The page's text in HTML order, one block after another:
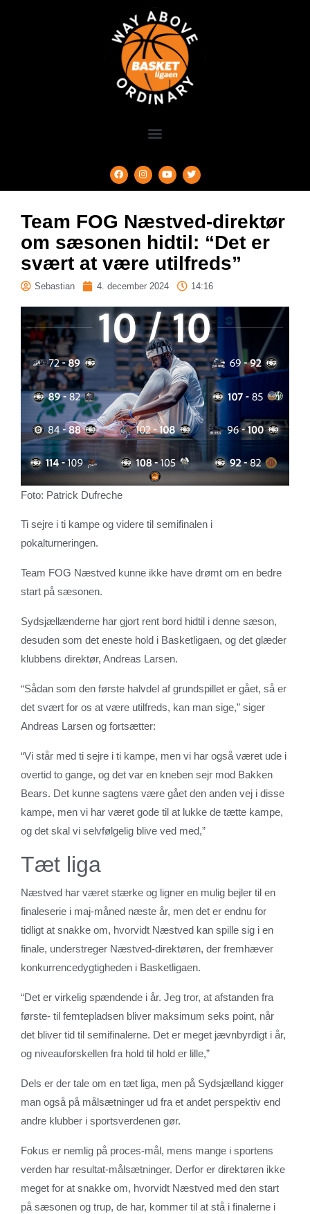
Team FOG Næstved-direktør
om sæsonen hidtil: “Det er
svært at være utilfreds”
Sebastian 4. december 2024 14:16
Foto: Patrick Dufreche
Ti sejre i ti kampe og videre til semifinalen i
pokalturneringen.
Team FOG Næstved kunne ikke have drømt om en bedre
start på sæsonen.
Sydsjællænderne har gjort rent bord hidtil i denne sæson,
desuden som det eneste hold i Basketligaen, og det glæder
klubbens direktør, Andreas Larsen.
“Sådan som den første halvdel af grundspillet er gået, så er
det svært for os at være utilfreds, kan man sige,” siger
Andreas Larsen og fortsætter:
“Vi står med ti sejre i ti kampe, men vi har også været ude i
overtid to gange, og det var en kneben sejr mod Bakken
Bears. Det kunne sagtens være gået den anden vej i disse
kampe, men vi har været gode til at lukke de tætte kampe,
og det skal vi selvfølgelig blive ved med,”
Tæt liga
Næstved har været stærke og ligner en mulig bejler til en
finaleserie i maj-måned næste år, men det er endnu for
tidligt at snakke om, hvorvidt Næstved kan spille sig i en
finale, understreger Næstved-direktøren, der fremhæver
konkurrencedygtigheden i Basketligaen.
“Det er virkelig spændende i år. Jeg tror, at afstanden fra
første- til femtepladsen bliver maksimum seks point, når
det bliver tid til semifinalerne. Det er meget jævnbyrdigt i år,
og niveauforskellen fra hold til hold er lille,”
Dels er der tale om en tæt liga, men på Sydsjælland kigger
man også på målsætninger ud fra et andet perspektiv end
andre klubber i sportsverdenen gør.
Fokus er nemlig på proces-mål, mens mange i sportens
verden har resultat-målsætninger. Derfor er direktøren ikke
meget for at snakke om, hvorvidt Næstved med den start
på sæsonen og trup, de har, kommer til at stå i finalerne i